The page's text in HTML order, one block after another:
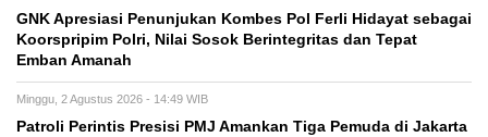
GNK Apresiasi Penunjukan Kombes Pol Ferli Hidayat sebagai
Koorspripim Polri, Nilai Sosok Berintegritas dan Tepat
Emban Amanah
Minggu, 2 Agustus 2026 - 14:49 WIB
Patroli Perintis Presisi PMJ Amankan Tiga Pemuda di Jakarta